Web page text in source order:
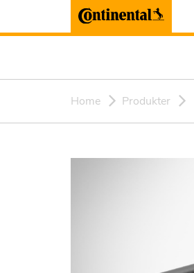
Home Produkter